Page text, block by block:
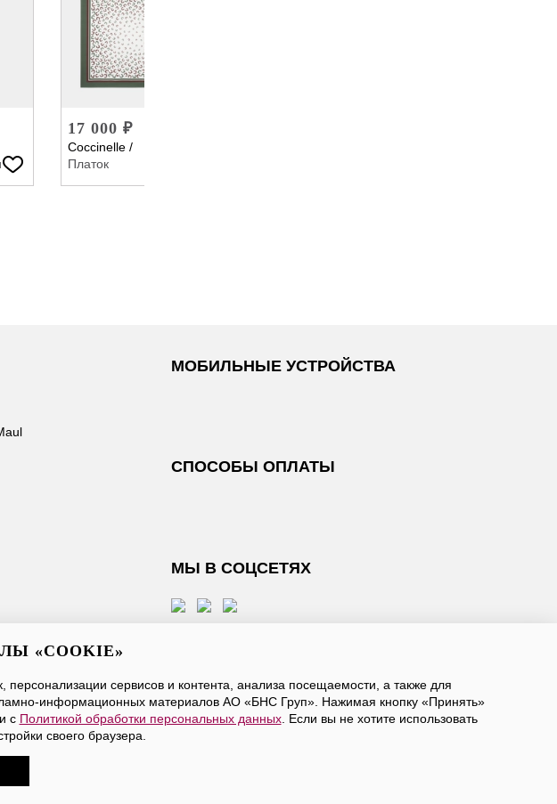
17 000 ₽
Coccinelle /
Платок
МОБИЛЬНЫЕ УСТРОЙСТВА
СПОСОБЫ ОПЛАТЫ
МЫ В СОЦСЕТЯХ
Email
условияПубличной оферты, даетесогласие на обработку персональных данных
защищены. Доставка в ограниченное количество городов России.
«COOKIE»
сервисов и контента, анализа посещаемости, а также для
информационных материалов АО «БНС Груп». Нажимая кнопку «Принять»
с Политикой обработки персональных данных. Если вы не хотите использовать
своего браузера.